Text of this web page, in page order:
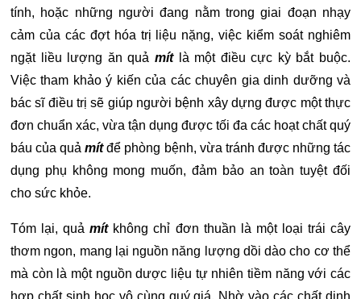
tính, hoặc những người đang nằm trong giai đoạn nhạy
cảm của các đợt hóa trị liệu nặng, việc kiểm soát nghiêm
ngặt liều lượng ăn quả mítlà một điều cực kỳ bắt buộc.
Việc tham khảo ý kiến của các chuyên gia dinh dưỡng và
bác sĩ điều trị sẽ giúp người bệnh xây dựng được một thực
đơn chuẩn xác, vừa tận dụng được tối đa các hoạt chất quý
báu của quảmítđể phòng bệnh, vừa tránh được những tác
dụng phụ không mong muốn, đảm bảo an toàn tuyệt đối
cho sức khỏe.
Tóm lại, quảmítkhông chỉ đơn thuần là một loại trái cây
thơm ngon, mang lại nguồn năng lượng dồi dào cho cơ thể
mà còn là một nguồn dược liệu tự nhiên tiềm năng với các